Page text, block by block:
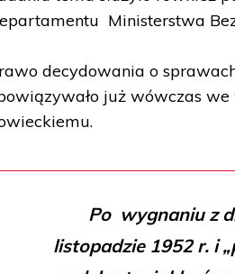
Ministerstwa
decydowania o
już wówczas
Po wygnaniu z
listopadzie 1952 r. i